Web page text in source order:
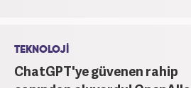
TEKNOLOJİ
ChatGPT'ye güvenen rahip